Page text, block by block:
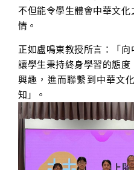
不但能令學生體會中華文
情。
正如盧鳴東教授所言：「向
讓學生秉持終身學習的態
興趣，進而聯繫到中華文
知」。